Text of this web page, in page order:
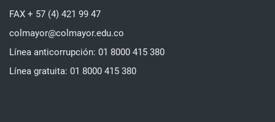
FAX + 57 (4) 421 99 47
colmayor@colmayor.edu.co
Línea anticorrupción: 01 8000 415 380
Línea gratuita: 01 8000 415 380